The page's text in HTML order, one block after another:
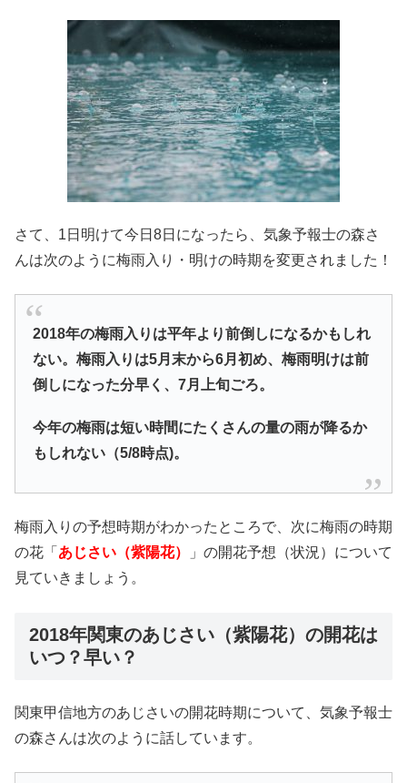
さて、1日明けて今日8日になったら、気象予報士の森さ
んは次のように梅雨入り・明けの時期を変更されました！
2018年の梅雨入りは平年より前倒しになるかもしれ
ない。梅雨入りは5月末から6月初め、梅雨明けは前
倒しになった分早く、7月上旬ごろ。
今年の梅雨は短い時間にたくさんの量の雨が降るか
もしれない（5/8時点)。
梅雨入りの予想時期がわかったところで、次に梅雨の時期
の花「 あじさい（紫陽花）
」の開花予想（状況）について
見ていきましょう。
2018年関東のあじさい（紫陽花）の開花は
いつ？早い？
関東甲信地方のあじさいの開花時期について、気象予報士
の森さんは次のように話しています。